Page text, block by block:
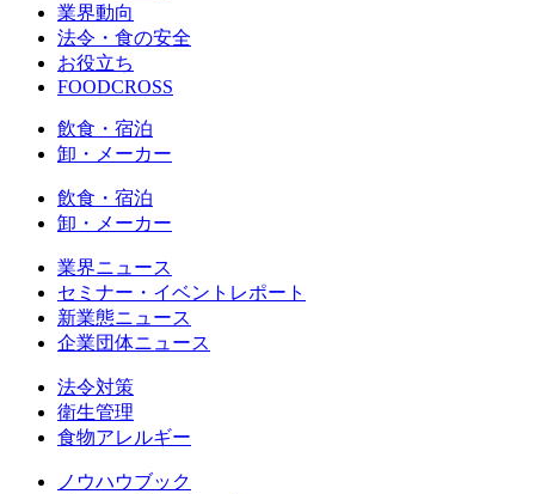
業界動向
法令・食の安全
お役立ち
FOODCROSS
飲食・宿泊
卸・メーカー
飲食・宿泊
卸・メーカー
業界ニュース
セミナー・イベントレポート
新業態ニュース
企業団体ニュース
法令対策
衛生管理
食物アレルギー
ノウハウブック